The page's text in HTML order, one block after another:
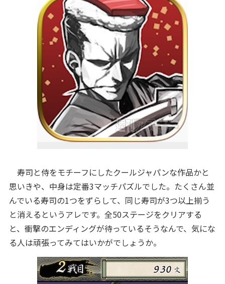
寿司と侍をモチーフにしたクールジャパンな作品かと
思いきや、中身は定番3マッチパズルでした。たくさん並
んでいる寿司の1つをずらして、同じ寿司が3つ以上揃う
と消えるというアレです。全50ステージをクリアする
と、衝撃のエンディングが待っているそうなんで、気にな
る人は頑張ってみてはいかがでしょうか。